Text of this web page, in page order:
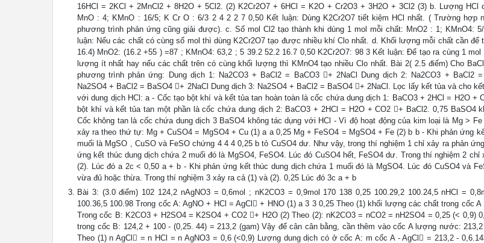
16HCl = 2KCl + 2MnCl2 + 8H2O + 5Cl2. (2) K2Cr2O7 + 6HCl = K2O + Cr2O3 + 3H2O + 3Cl2 (3) b. Lượng HCl
MnO : 4; KMnO : 16/5; K Cr O : 6/3 2 4 2 2 7 0,50 Kết luận: Dùng K2Cr2O7 tiết kiệm HCl nhất. ( Trường hợp
phương trình phản ứng cũng giải được). c. Số mol Cl2 tạo thành khi dùng 1 mol mỗi chất: MnO2 : 1; KMnO4:
luận: Nếu các chất có cùng số mol thì dùng K2Cr2O7 tạo được nhiều khí Clo nhất. d. Khối lượng mỗi chất cần để
16.4) MnO2: (16.2 +55 ) =87 ; KMnO4: 63,2 ; 5 39.2 52.2 16.7 0,50 K2Cr2O7: 98 3 Kết luận: Để tạo ra cùng 1
lượng ít nhất hay nếu các chất trên có cùng khối lượng thì KMnO4 tạo nhiều Clo nhất. Bài 2( 2.5 điểm) Cho
phương trình phản ứng: Dung dịch 1: Na2CO3 + BaCl2 = BaCO3 + 2NaCl Dung dịch 2: Na2CO3 + BaCl2
Na2SO4 + BaCl2 = BaSO4 + 2NaCl Dung dịch 3: Na2SO4 + BaCl2 = BaSO4 + 2NaCl. Lọc lấy kết tủa và cho
với dung dịch HCl: a - Cốc tạo bột khí và kết tủa tan hoàn toàn là cốc chứa dung dịch 1: BaCO3 + 2HCl = H2O +
bột khí và kết tủa tan một phần là cốc chứa dung dịch 2: BaCO3 + 2HCl = H2O + CO2 + BaCl2. 0,75 BaSO4
Cốc không tan là cốc chứa dung dịch 3 BaSO4 không tác dụng với HCl - Vì độ hoạt động của kim loại là Mg >
xảy ra theo thứ tự: Mg + CuSO4 = MgSO4 + Cu (1) a a 0,25 Mg + FeSO4 = MgSO4 + Fe (2) b b - Khi phản ứng
muối là MgSO , CuSO và FeSO chứng 4 4 4 0,25 b tỏ CuSO4 dư. Như vậy, trong thí nghiệm 1 chỉ xảy ra phản
ứng kết thúc dung dịch chứa 2 muối đó là MgSO4, FeSO4. Lúc đó CuSO4 hết, FeSO4 dư. Trong thí nghiệm 2 chỉ
(2). Lúc đó a 2c < 0,50 a + b - Khi phản ứng kết thúc dung dịch chứa 1 muối đó là MgSO4. Lúc đó CuSO4 và
vừa đủ hoặc thừa. Trong thí nghiệm 3 xảy ra cả (1) và (2). 0,25 Lúc đó 3c a + b
Bài 3: (3.0 điểm) 102 124,2 nAgNO3 = 0,6mol ; nK2CO3 = 0,9mol 170 138 0,25 100.29,2 100.24,5 nHCl =
100.36,5 100.98 Trong cốc A: AgNO + HCl = AgCl + HNO (1) a 3 3 0,25 Theo (1) khối lượng các chất trong cốc
Trong cốc B: K2CO3 + H2SO4 = K2SO4 + CO2 + H2O (2) Theo (2): nK2CO3 = nCO2 = nH2SO4 = 0,25 (< 0,9)
trong cốc B: 124,2 + 100 - (0,25. 44) = 213,2 (gam) Vậy để cân cân bằng, cần thêm vào cốc A lượng nước:
Theo (1) n AgCl = n HCl = n AgNO3 = 0,6 (<0,9) Lượng dung dịch có ở cốc A: m cốc A - AgCl = 213,2 -